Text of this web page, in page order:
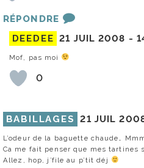
RÉPONDRE
DEEDEE 21 JUIL 2008 -
Mof, pas moi
0
BABILLAGES 21 JUIL
L’odeur de la baguette chaude…
Ca me fait penser que mes tartines
Allez, hop, j’file au p’tit déj